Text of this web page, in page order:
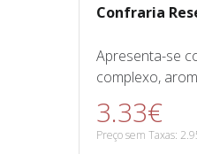
Confraria
Apresenta-se
complexo,
3.33€
Preço sem Taxas: